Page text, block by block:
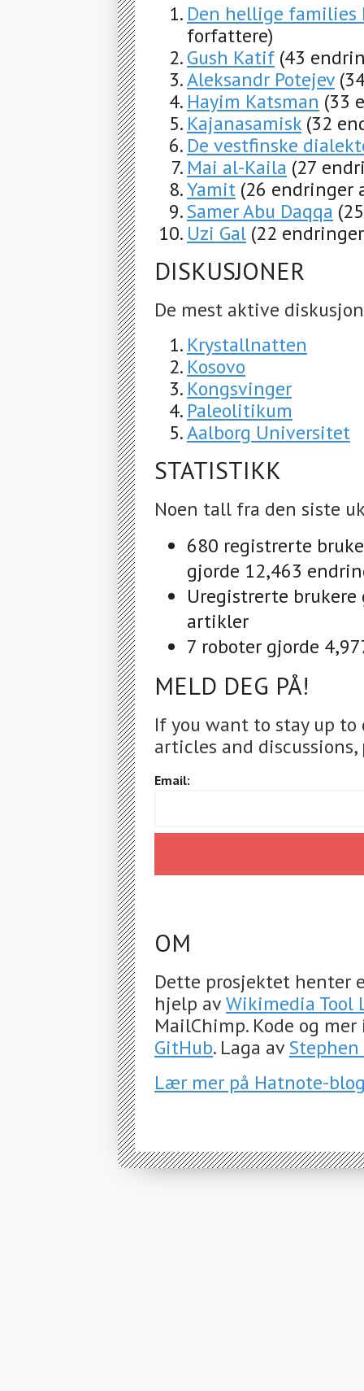
Den hellige families
forfattere)
Gush Katif (43
Aleksandr Potejev
Hayim Katsman (33
Kajanasamisk (32
De vestfinske
Mai al-Kaila (27
Yamit (26 endringer
Samer Abu Daqqa
Uzi Gal (22
DISKUSJONER
De mest aktive
Krystallnatten
Kosovo
Kongsvinger
Paleolitikum
Aalborg Universitet
STATISTIKK
Noen tall fra den siste
680 registrerte
gjorde 12,463
Uregistrerte
artikler
7 roboter gjorde
MELD DEG PÅ!
If you want to stay up
articles and
Email:
OM
Dette prosjektet henter
hjelp avWikimedia Tool
MailChimp. Kode og
GitHub. Laga av
Lær mer på Hatnote-